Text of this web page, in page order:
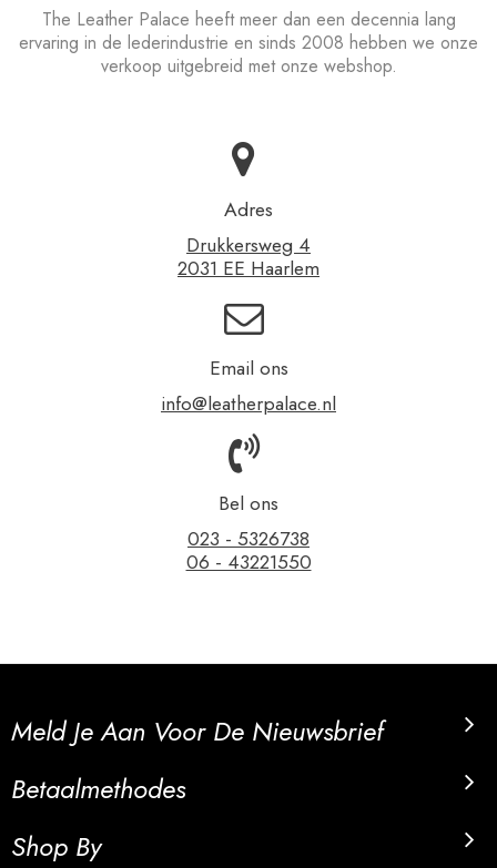
The Leather Palace heeft meer dan een decennia lang
ervaring in de lederindustrie en sinds 2008 hebben we onze
verkoop uitgebreid met onze webshop.
Adres
Drukkersweg 4
2031 EE Haarlem
Email ons
info@leatherpalace.nl
Bel ons
023 - 5326738
06 - 43221550
Meld Je Aan Voor De Nieuwsbrief
Betaalmethodes
Shop By